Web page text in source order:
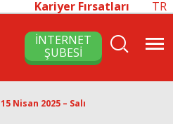
Kariyer Fırsatları TR
İNTERNET
ŞUBESİ
15 Nisan 2025 – Salı